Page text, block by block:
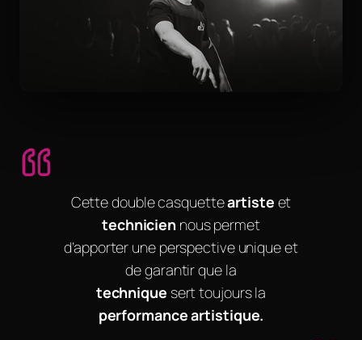
Cette double casquetteartiste et
technicien nous permet
d’apporter une perspective unique et
de garantir que la
technique sert toujours la
performance artistique.